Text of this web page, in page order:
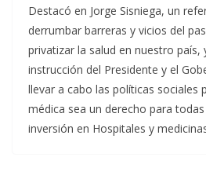
Destacó en Jorge Sisniega, un
derrumbar barreras y vicios del
privatizar la salud en nuestro país,
instrucción del Presidente y el
llevar a cabo las políticas sociales
médica sea un derecho para
inversión en Hospitales y